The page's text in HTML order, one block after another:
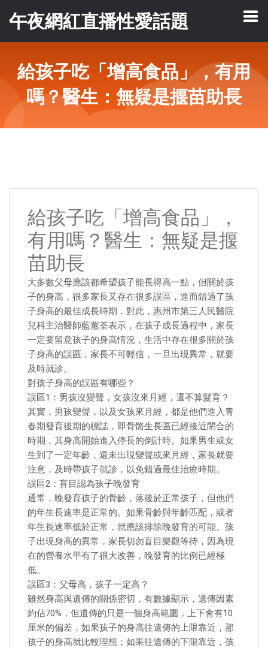
午夜網紅直播性愛話題
給孩子吃「增高食品」，有用
嗎？醫生：無疑是揠苗助長
給孩子吃「增高食品」，
有用嗎？醫生：無疑是揠
苗助長
大多數父母應該都希望孩子能長得高一點，但關於孩
子的身高，很多家長又存在很多誤區，進而錯過了孩
子身高的最佳成長時期，對此，惠州市第三人民醫院
兒科主治醫師藍蕙荃表示，在孩子成長過程中，家長
一定要留意孩子的身高情況，生活中存在很多關於孩
子身高的誤區，家長不可輕信，一旦出現異常，就要
及時就診。
對孩子身高的誤區有哪些？
誤區1：男孩沒變聲，女孩沒來月經，還不算髮育？
其實，男孩變聲，以及女孩來月經，都是他們進入青
春期發育後期的標誌，即骨骼生長區已經接近閉合的
時期，其身高開始進入停長的倒計時。如果男生或女
生到了一定年齡，還未出現變聲或來月經，家長就要
注意，及時帶孩子就診，以免錯過最佳治療時期。
誤區2：盲目認為孩子晚發育
通常，晚發育孩子的骨齡，落後於正常孩子，但他們
的年生長速率是正常的。如果骨齡與年齡匹配，或者
年生長速率低於正常，就應該排除晚發育的可能。孩
子出現身高的異常，家長切勿盲目樂觀等待，因為現
在的營養水平有了很大改善，晚發育的比例已經極
低。
誤區3：父母高，孩子一定高？
雖然身高與遺傳的關係密切，有數據顯示，遺傳因素
約佔70%，但遺傳的只是一個身高範圍，上下會有10
厘米的偏差，如果孩子的身高往遺傳的上限靠近，那
孩子的身高就比較理想；如果往遺傳的下限靠近，孩